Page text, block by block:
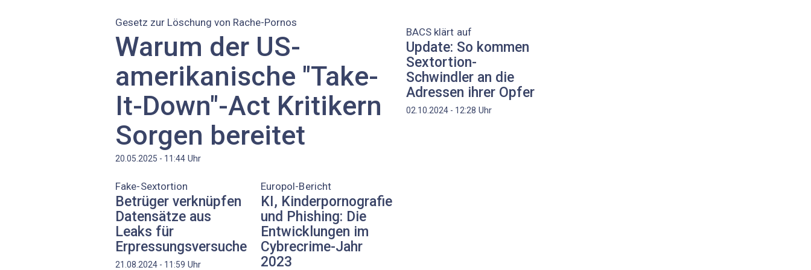
Gesetz zur Löschung von Rache-Pornos
Warum der US-
amerikanische "Take-
It-Down"-Act Kritikern
Sorgen bereitet
20.05.2025 - 11:44 Uhr
BACS klärt auf
Update: So kommen
Sextortion-
Schwindler an die
Adressen ihrer Opfer
02.10.2024 - 12:28 Uhr
Fake-Sextortion
Betrüger verknüpfen
Datensätze aus
Leaks für
Erpressungsversuche
21.08.2024 - 11:59 Uhr
Europol-Bericht
KI, Kinderpornografie
und Phishing: Die
Entwicklungen im
Cybrecrime-Jahr
2023